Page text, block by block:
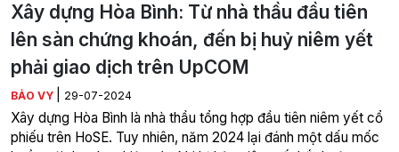
Xây dựng Hòa Bình: Từ nhà thầu đầu tiên
lên sàn chứng khoán, đến bị huỷ niêm yết
phải giao dịch trên UpCOM
BẢO VY 29-07-2024
Xây dựng Hòa Bình là nhà thầu tổng hợp đầu tiên niêm yết cổ
phiếu trên HoSE. Tuy nhiên, năm 2024 lại đánh một dấu mốc